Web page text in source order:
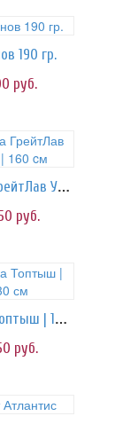
190 гр.
руб.
Мишка ГрейтЛав Умка | 160 cм
руб.
Мишка Топтыш | 130 см
руб.